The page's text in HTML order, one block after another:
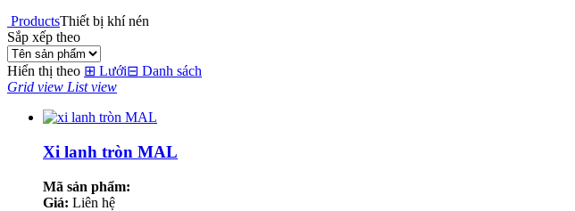
ProductsThiết bị khí nén
Sắp xếp theo
Hiển thị theo ⊞ Lưới⊟ Danh sách
Grid view List view
Xi lanh tròn MAL
Mã sản phẩm:
Giá: Liên hệ